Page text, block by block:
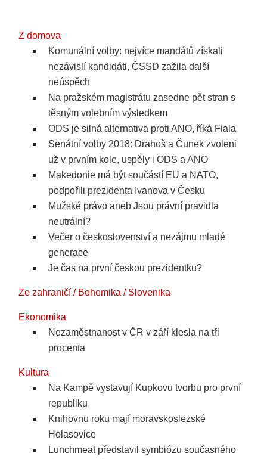
Z domova
Komunální volby: nejvíce mandátů získali
nezávislí kandidáti, ČSSD zažila další
neúspěch
Na pražském magistrátu zasedne pět stran s
těsným volebním výsledkem
ODS je silná alternativa proti ANO, říká Fiala
Senátní volby 2018: Drahoš a Čunek zvoleni
už v prvním kole, uspěly i ODS a ANO
Makedonie má být součástí EU a NATO,
podpořili prezidenta Ivanova v Česku
Mužské právo aneb Jsou právní pravidla
neutrální?
Večer o českoslovenství a nezájmu mladé
generace
Je čas na první českou prezidentku?
Ze zahraničí / Bohemika / Slovenika
Ekonomika
Nezaměstnanost v ČR v září klesla na tři
procenta
Kultura
Na Kampě vystavují Kupkovu tvorbu pro první
republiku
Knihovnu roku mají moravskoslezské
Holasovice
Lunchmeat představil symbiózu současného